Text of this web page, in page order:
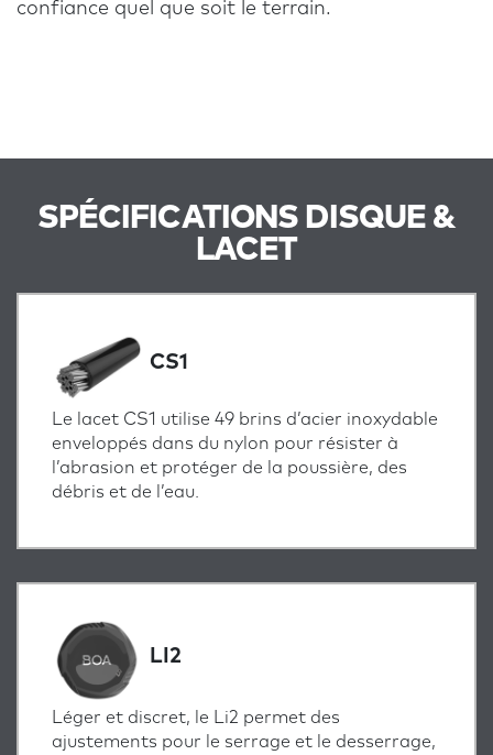
confiance quel que soit le terrain.
SPÉCIFICATIONS DISQUE &
LACET
CS1
Le lacet CS1 utilise 49 brins d’acier inoxydable
enveloppés dans du nylon pour résister à
l’abrasion et protéger de la poussière, des
débris et de l’eau.
LI2
Léger et discret, le Li2 permet des
ajustements pour le serrage et le desserrage,